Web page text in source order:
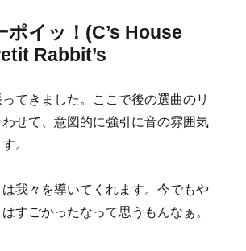
ポイッ！(C’s House
Rabbit’s
てきました。ここで後の選曲のリ
せて、意図的に強引に音の雰囲気
。
我々を導いてくれます。今でもや
すごかったなって思うもんなぁ。